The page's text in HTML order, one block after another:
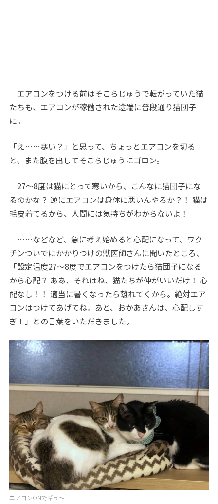
エアコンをつける前はそこらじゅうで転がっていた猫
たちも、エアコンが稼働された途端に普段通り猫団子
に。
「え……寒い？」と思って、ちょっとエアコンを切る
と、また腹を出してそこらじゅうにゴロン。
27〜8度は猫にとって寒いから、こんなに猫団子にな
るのかな？ 逆にエアコンは身体に悪いんやろか？！ 猫は
毛皮着てるから、人間には気持ちがわからないよ！
……などなど、急に考え始めると心配になって、ワク
チンついでにかかりつけの獣医師さんに聞いたところ、
「設定温度27〜8度でエアコンをつけたら猫団子になる
から心配？ ああ、それはね、猫たちが仲がいいだけ！ 心
配なし！！ 適当に暑くなったら離れてくから。絶対エア
コンはつけてあげてね。あと、おかあさんは、心配しす
ぎ！」との言葉をいただきました。
エアコンONでギュ～